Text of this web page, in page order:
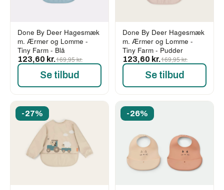
Done By Deer Hagesmæk
m. Ærmer og Lomme -
Tiny Farm - Blå
123,60 kr.169,95 kr.
Se tilbud
Done By Deer Hagesmæk
m. Ærmer og Lomme -
Tiny Farm - Pudder
123,60 kr.169,95 kr.
Se tilbud
-27% -26%